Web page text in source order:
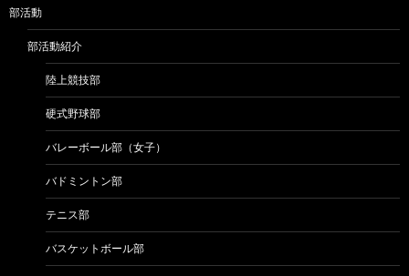
部活動
部活動紹介
陸上競技部
硬式野球部
バレーボール部（女子）
バドミントン部
テニス部
バスケットボール部